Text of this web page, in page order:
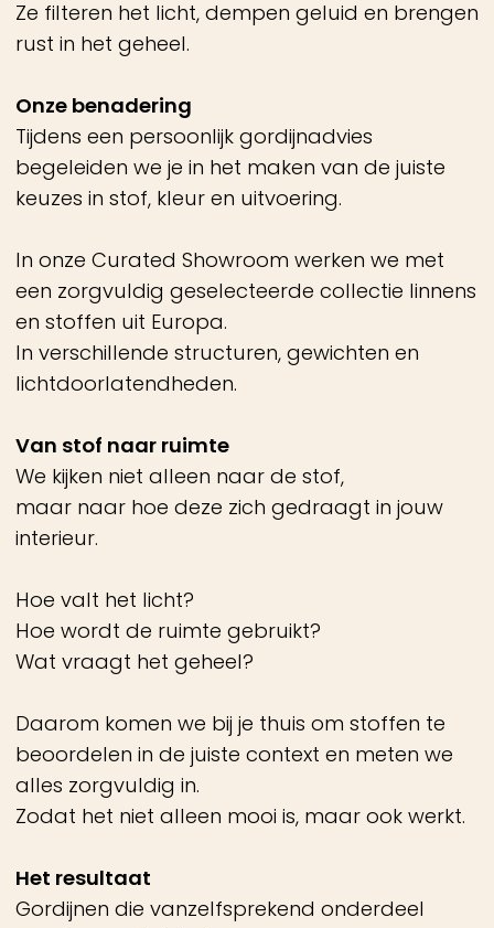
Hoe valt het licht?
Hoe wordt de ruimte gebruikt?
Wat vraagt het geheel?
Daarom komen we bij je thuis om stoffen te
beoordelen in de juiste context en meten we
alles zorgvuldig in.
Zodat het niet alleen mooi is, maar ook werkt.
Het resultaat
worden van je interieur.